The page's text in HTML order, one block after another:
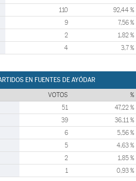
110 92,44 %
9 7,56 %
2 1,82 %
4 3,7 %
EN FUENTES DE AYÓDAR
VOTOS %
51 47,22 %
39 36,11 %
6 5,56 %
5 4,63 %
2 1,85 %
1 0,93 %